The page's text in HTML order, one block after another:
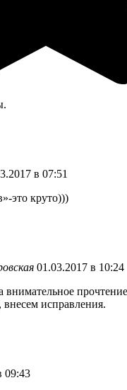
в 07:51
это круто)))
01.03.2017 в 10:24
внимательное
исправления.
09:43